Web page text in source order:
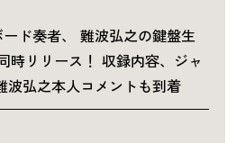
ド奏者、 難波弘之の鍵盤生
時リリース！ 収録内容、ジャ
弘之本人コメントも到着